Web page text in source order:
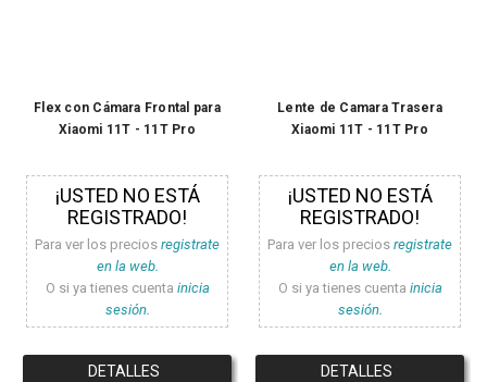
Flex con Cámara Frontal para
Xiaomi 11T - 11T Pro
¡USTED NO ESTÁ
REGISTRADO!
Para ver los precios registrate
en la web.
O si ya tienes cuenta inicia
sesión.
DETALLES
Lente de Camara Trasera
Xiaomi 11T - 11T Pro
¡USTED NO ESTÁ
REGISTRADO!
Para ver los precios registrate
en la web.
O si ya tienes cuenta inicia
sesión.
DETALLES